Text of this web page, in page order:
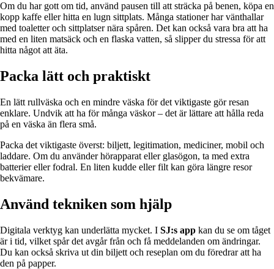
Om du har gott om tid, använd pausen till att sträcka på benen, köpa en
kopp kaffe eller hitta en lugn sittplats. Många stationer har vänthallar
med toaletter och sittplatser nära spåren. Det kan också vara bra att ha
med en liten matsäck och en flaska vatten, så slipper du stressa för att
hitta något att äta.
Packa lätt och praktiskt
En lätt rullväska och en mindre väska för det viktigaste gör resan
enklare. Undvik att ha för många väskor – det är lättare att hålla reda
på en väska än flera små.
Packa det viktigaste överst: biljett, legitimation, mediciner, mobil och
laddare. Om du använder hörapparat eller glasögon, ta med extra
batterier eller fodral. En liten kudde eller filt kan göra längre resor
bekvämare.
Använd tekniken som hjälp
Digitala verktyg kan underlätta mycket. I SJ:s app kan du se om tåget
är i tid, vilket spår det avgår från och få meddelanden om ändringar.
Du kan också skriva ut din biljett och reseplan om du föredrar att ha
den på papper.